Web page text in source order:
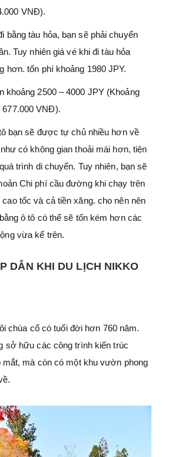
VNĐ).
bằng tàu hỏa, bạn sẽ phải chuyển
Tuy nhiên giá vé khi đi tàu hỏa
hơn. tổn phí khoảng 1980 JPY.
khoảng 2500 – 4000 JPY (Khoảng
VNĐ).
bạn sẽ được tự chủ nhiều hơn về
có không gian thoải mái hơn, tiện
trình di chuyển. Tuy nhiên, bạn sẽ
Chi phí cầu đường khi chạy trên
tốc và cả tiền xăng. cho nên nên
ô tô có thể sẽ tốn kém hơn các
vừa kể trên.
DẪN KHI DU LỊCH NIKKO
chùa cổ có tuổi đời hơn 760 năm.
sở hữu các công trình kiến trúc
mắt, mà còn có một khu vườn phong